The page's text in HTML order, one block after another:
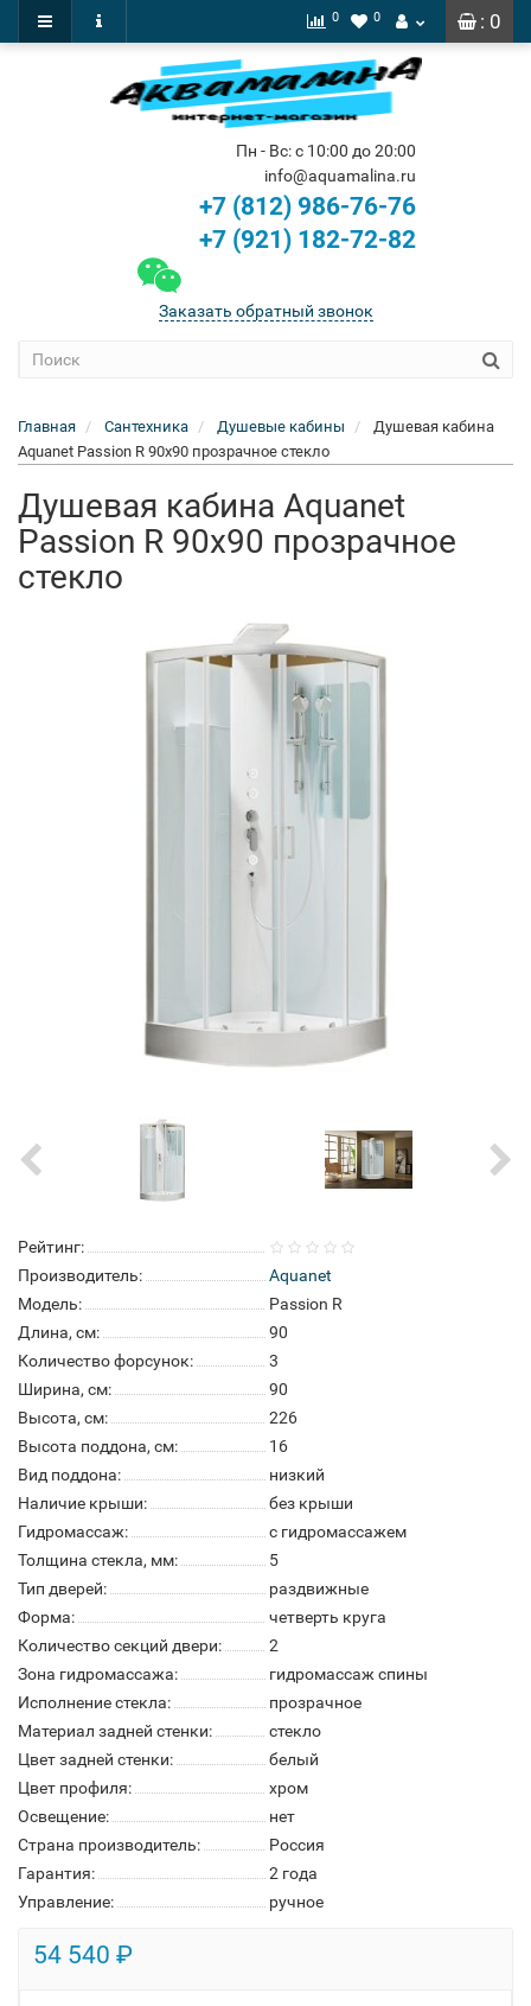
: 0
0 0
Пн - Вс: с 10:00 до 20:00
info@aquamalina.ru
+7 (812) 986-76-76
+7 (921) 182-72-82
Заказать обратный звонок
Главная Сантехника Душевые кабины
Душевая кабина
Aquanet Passion R 90x90 прозрачное стекло
Душевая кабина Aquanet
Passion R 90x90 прозрачное
стекло
Рейтинг:
Производитель:
Aquanet
Модель:
Passion R
Длина, см:
90
Количество форсунок:
3
Ширина, см:
90
Высота, см:
226
Высота поддона, см:
16
Вид поддона:
низкий
Наличие крыши:
без крыши
Гидромассаж:
с гидромассажем
Толщина стекла, мм:
5
Тип дверей:
раздвижные
Форма:
четверть круга
Количество секций двери:
2
Зона гидромассажа:
гидромассаж спины
Исполнение стекла:
прозрачное
Материал задней стенки:
стекло
Цвет задней стенки:
белый
Цвет профиля:
хром
Освещение:
нет
Страна производитель:
Россия
Гарантия:
2 года
Управление:
ручное
54 540 ₽